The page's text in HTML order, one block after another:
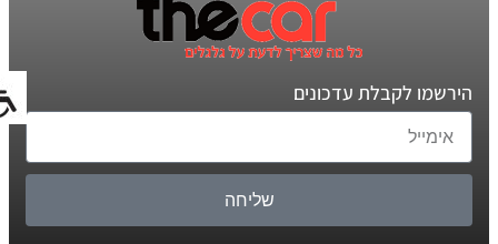
הירשמו לקבלת עדכונים
שליחה